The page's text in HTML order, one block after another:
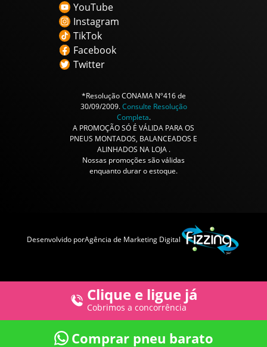
Clique e ligue já
Cobrimos a concorrência
Comprar pneu barato
YouTube
Instagram
TikTok
Facebook
Twitter
*Resolução CONAMA Nº416 de
30/09/2009.Consulte Resolução
Completa.
A PROMOÇÃO SÓ É VÁLIDA PARA OS
PNEUS MONTADOS, BALANCEADOS E
ALINHADOS NA LOJA .
Nossas promoções são válidas
enquanto durar o estoque.
Desenvolvido porAgência de Marketing Digital